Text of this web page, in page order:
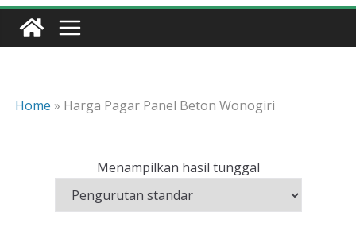
Home » Harga Pagar Panel Beton Wonogiri
Menampilkan hasil tunggal